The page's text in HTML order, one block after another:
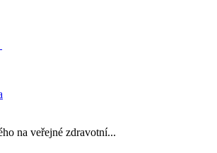
na veřejné zdravotní...